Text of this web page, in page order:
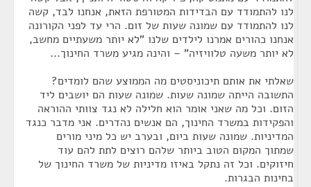
לנו להתמודד עם הבדידות המטורפת הזאת, אנחנו לבד, קשה
לנו להתמודד עם שמונה שעות של זום. הרי עד לפני הקורונה
אנחנו כהורים אמרנו לילדים שלנו "לא יותר משעתיים מחשב,
לא יותר משעה טלוויזיה" – והינה מגיע משרד החינוך...
שאלתי את אותם תיכוניסטים מה הממוצע שהם לומדים?
התשובה הייתה שמונה שעות. שמונה שעות הם יושבים ליד
הזום. וכל מה שאני אומר הוא חלילה לא נגד צוותי ההוראה
והפקידות במשרד החינוך, הם אנשים נהדרים. אני מדבר כנגד
המדיניות. שמונה שעות ביום, ובערב יש כל מיני מורים
שמתוך המקום הטוב ביותר שלהם רוצים לתת להם עוד
חיזוקים. וכל זה נתקל באיזו מדיניות של משרד החינוך של
בחינות הבגרות.